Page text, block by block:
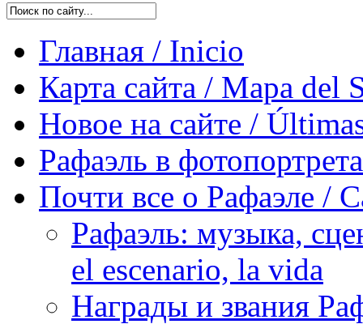
Главная / Inicio
Карта сайта / Mapa del
Новое на сайте /
Рафаэль в
Почти все о Рафаэле /
Рафаэль: музыка,
el escenario, la vida
Награды и звания